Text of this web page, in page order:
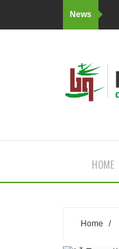
News
HOME
Home /